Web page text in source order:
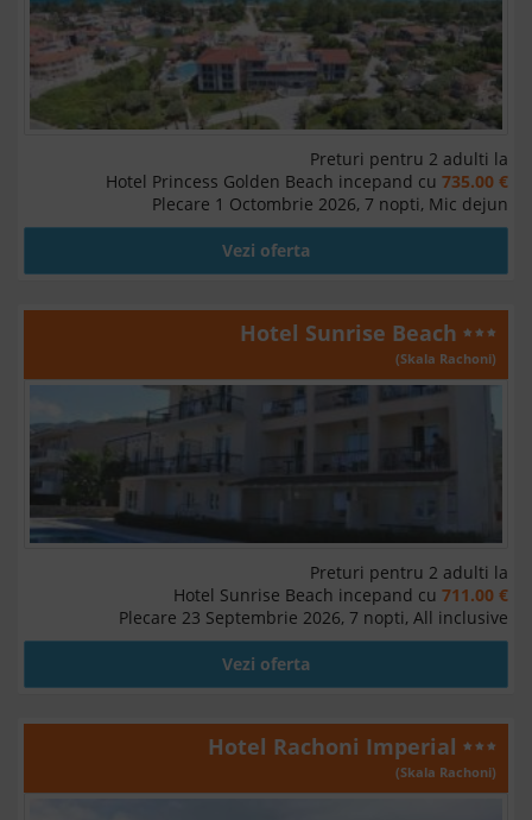
Preturi pentru 2 adulti la
Hotel Princess Golden Beach incepand cu 735.00 €
Plecare 1 Octombrie 2026, 7 nopti, Mic dejun
Vezi oferta
Hotel Sunrise Beach
(Skala Rachoni)
Preturi pentru 2 adulti la
Hotel Sunrise Beach incepand cu 711.00 €
Plecare 23 Septembrie 2026, 7 nopti, All inclusive
Vezi oferta
Hotel Rachoni Imperial
(Skala Rachoni)